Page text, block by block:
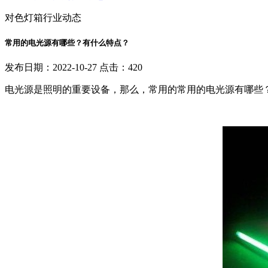
对色灯箱行业动态
常用的电光源有哪些？有什么特点？
发布日期：2022-10-27 点击：420
电光源是照明的重要设备，那么，常用的常用的电光源有哪